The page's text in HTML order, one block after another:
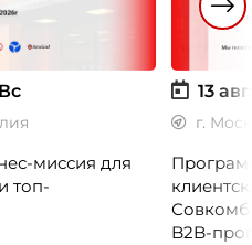
Вс
миссия для
топ-
13
г.
B2B-